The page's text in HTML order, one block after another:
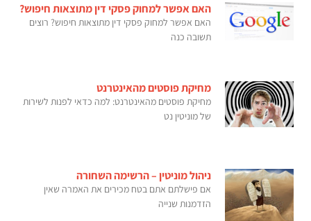
האם אפשר למחוק פסקי דין מתוצאות חיפוש?
האם אפשר למחוק פסקי דין מתוצאות חיפוש? רוצים
תשובה כנה
מחיקת פוסטים מהאינטרנט
מחיקת פוסטים מהאינטרנט: למה כדאי לפנות לשירות
של מוניטין נט
ניהול מוניטין – הרשימה השחורה
אם פישלתם אתם בטח מכירים את האמרה שאין
הזדמנות שנייה